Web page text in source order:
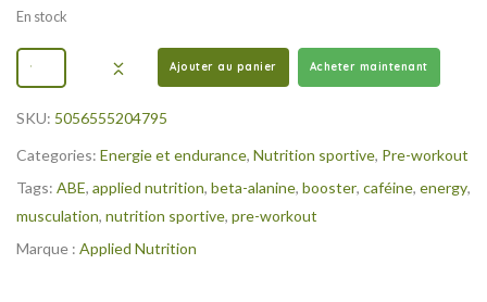
En stock
Ajouter au panier Acheter maintenant
SKU: 5056555204795
Categories: Energie et endurance, Nutrition sportive, Pre-workout
Tags: ABE, applied nutrition, beta-alanine, booster, caféine, energy,
musculation, nutrition sportive, pre-workout
Marque : Applied Nutrition